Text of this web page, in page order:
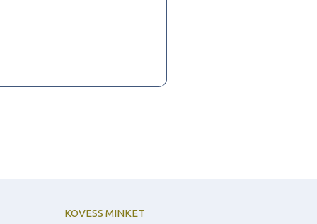
KÖVESS MINKET